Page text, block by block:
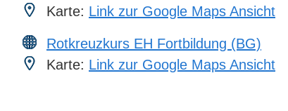
Karte: Link zur Google Maps Ansicht
Rotkreuzkurs EH Fortbildung (BG)
Karte: Link zur Google Maps Ansicht